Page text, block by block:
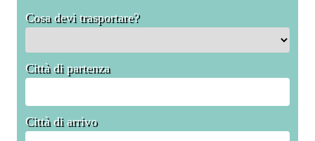
Cosa devi trasportare?
Città di partenza
Città di arrivo